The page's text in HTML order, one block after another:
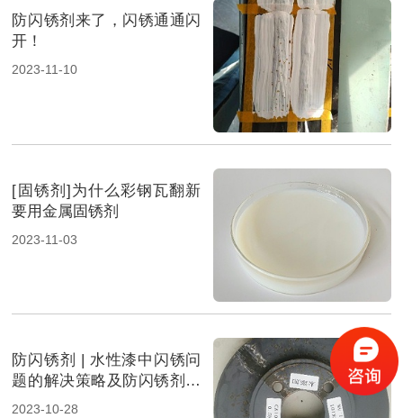
防闪锈剂来了，闪锈通通闪
开！
2023-11-10
[固锈剂]为什么彩钢瓦翻新
要用金属固锈剂
2023-11-03
防闪锈剂 | 水性漆中闪锈问
题的解决策略及防闪锈剂的
创新发展
2023-10-28